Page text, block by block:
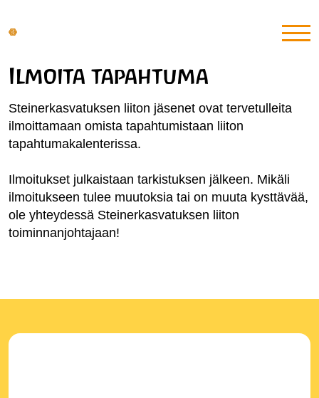
Ilmoita tapahtuma
Steinerkasvatuksen liiton jäsenet ovat tervetulleita
ilmoittamaan omista tapahtumistaan liiton
tapahtumakalenterissa.
Ilmoitukset julkaistaan tarkistuksen jälkeen. Mikäli
ilmoitukseen tulee muutoksia tai on muuta kysttävää,
ole yhteydessä Steinerkasvatuksen liiton
toiminnanjohtajaan!